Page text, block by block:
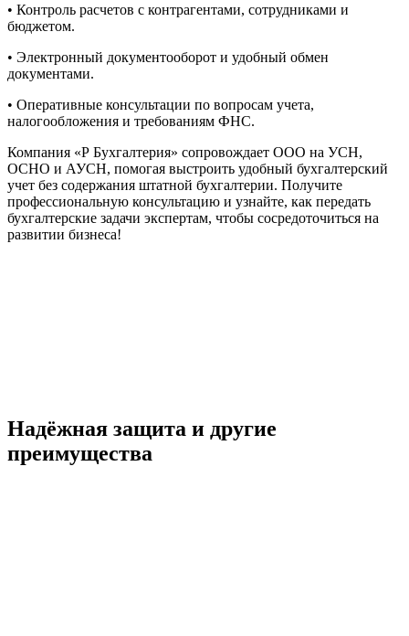
• Контроль расчетов с контрагентами, сотрудниками и
бюджетом.
• Электронный документооборот и удобный обмен
документами.
• Оперативные консультации по вопросам учета,
налогообложения и требованиям ФНС.
Компания «Р Бухгалтерия» сопровождает ООО на УСН,
ОСНО и АУСН, помогая выстроить удобный бухгалтерский
учет без содержания штатной бухгалтерии. Получите
профессиональную консультацию и узнайте, как передать
бухгалтерские задачи экспертам, чтобы сосредоточиться на
развитии бизнеса!
Надёжная защита и другие
преимущества